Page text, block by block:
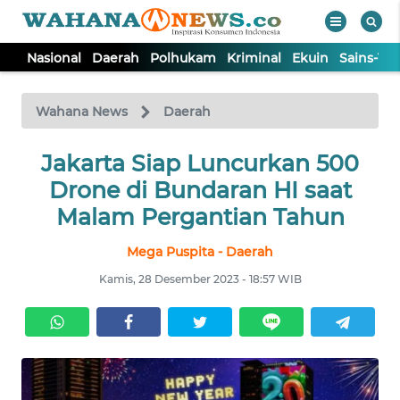
Nasional Daerah Polhukam Kriminal Ekuin Sains-
Wahana News Daerah
Jakarta Siap Luncurkan 500
Drone di Bundaran HI saat
Malam Pergantian Tahun
Mega Puspita - Daerah
Kamis, 28 Desember 2023 - 18:57 WIB
TV
Tutup
NASIONAL
DAERAH
KRIMINAL
EKUIN